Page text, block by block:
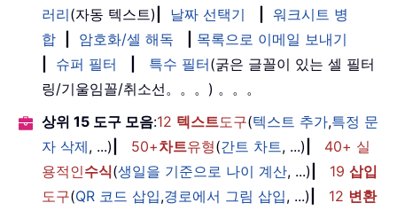
러리(자동 텍스트) 날짜 선택기
워크시트 병
합
암호화/셀 해독
목록으로 이메일 보내기
슈퍼 필터 특수 필터(굵은 글꼴이 있는 셀 필터
링/기울임꼴/취소선。。。) 。。。
상위 15 도구 모음:12 텍스트도구(텍스트 추가,특정 문
자 삭제, ...) 50+차트유형(간트 차트, ...)
40+ 실
용적인수식(생일을 기준으로 나이 계산, ...) 19 삽입
도구(QR 코드 삽입,경로에서 그림 삽입, ...) 12 변환